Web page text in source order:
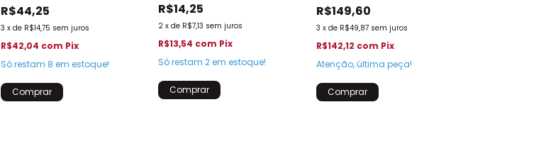
R$44,25
3 x de R$14,75 sem juros
R$42,04 com Pix
Só restam 8 em estoque!
R$14,25
2 xde R$7,13 sem juros
R$13,54 com Pix
Só restam2em estoque!
R$149,60
3 x de R$49,87 sem juros
R$142,12 com Pix
Atenção, última peça!